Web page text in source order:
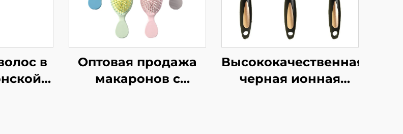
в
Оптовая продажа
макаронов с
Высококачественная
черная ионная